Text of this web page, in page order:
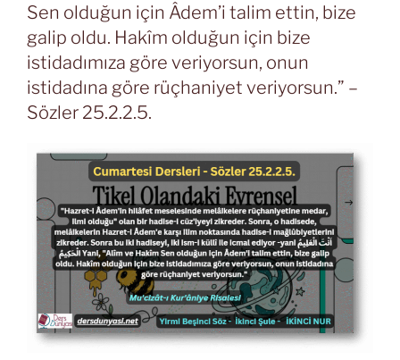
Sen olduğun için Âdem’i talim ettin, bize
galip oldu. Hakîm olduğun için bize
istidadımıza göre veriyorsun, onun
istidadına göre rüçhaniyet veriyorsun.” –
Sözler 25.2.2.5.